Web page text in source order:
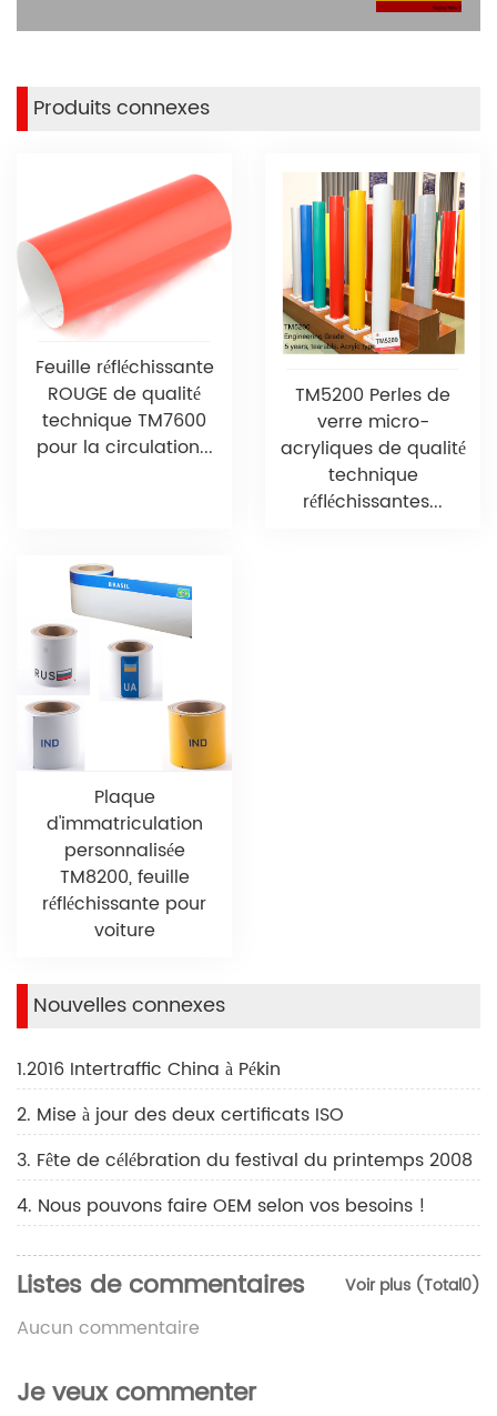
Produits connexes
Feuille réfléchissante
ROUGE de qualité
technique TM7600
pour la circulation...
TM5200 Perles de
verre micro-
acryliques de qualité
technique
réfléchissantes...
Plaque
d'immatriculation
personnalisée
TM8200, feuille
réfléchissante pour
voiture
Nouvelles connexes
1.2016 Intertraffic China à Pékin
2. Mise à jour des deux certificats ISO
3. Fête de célébration du festival du printemps 2008
4. Nous pouvons faire OEM selon vos besoins !
Voir plus (Total0)
Listes de commentaires
Aucun commentaire
Je veux commenter